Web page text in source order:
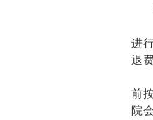
进
退
前
院